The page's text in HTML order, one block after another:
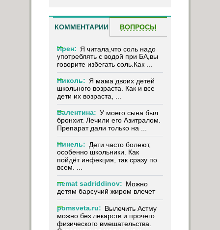
КОММЕНТАРИИ ВОПРОСЫ
Ирен: Я читала,что соль надо
употреблять с водой при БА,вы
говорите избегать соль.Как ...
Николь: Я мама двоих детей
школьного возраста. Как и все
дети их возраста, ...
Валентина: У моего сына был
бронхит. Лечили его Азитралом.
Препарат дали только на ...
Нинель: Дети часто болеют,
особенно школьники. Как
пойдёт инфекция, так сразу по
всем. ...
nemat sadriddinov: Можно
детям барсучий жиром влечет
pomsveta.ru: Вылечить Астму
можно без лекарств и прочего
физического вмешательства.